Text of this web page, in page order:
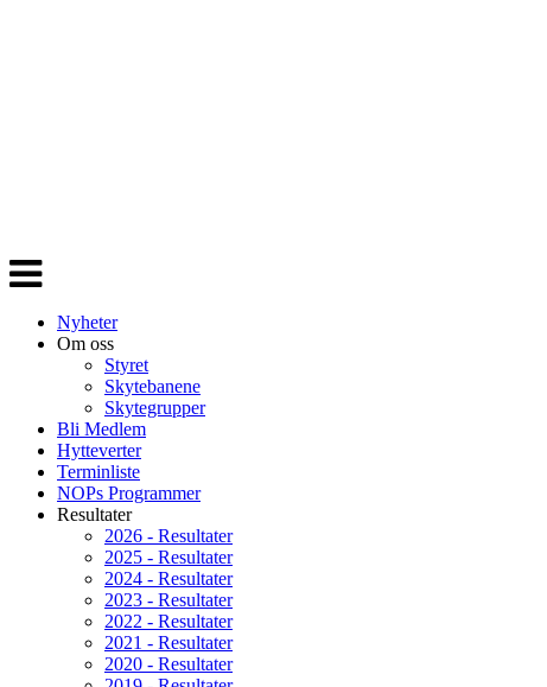
Veksle
navigasjon
Nyheter
Om oss
Styret
Skytebanene
Skytegrupper
Bli Medlem
Hytteverter
Terminliste
NOPs Programmer
Resultater
2026 - Resultater
2025 - Resultater
2024 - Resultater
2023 - Resultater
2022 - Resultater
2021 - Resultater
2020 - Resultater